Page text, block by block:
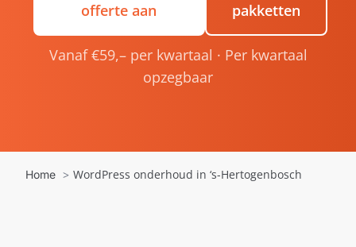
offerte aan
pakketten
Vanaf €59,– per kwartaal · Per kwartaal
opzegbaar
Home WordPress onderhoud in ‘s-Hertogenbosch